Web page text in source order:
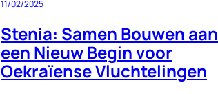
11/02/2025
Stenia: Samen Bouwen aan
een Nieuw Begin voor
Oekraïense Vluchtelingen